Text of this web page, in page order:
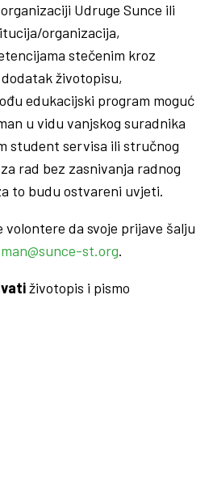
Udruge Sunce ili
organizacija,
stečenim kroz
životopisu,
edukacijski program moguć
u vidu vanjskog suradnika
student servisa ili stručnog
rad bez zasnivanja radnog
to budu ostvareni uvjeti.
volontere da svoje prijave šalju
st.org.
životopis i pismo